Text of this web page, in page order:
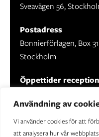
Användning av
Vi använder cookies för att
att analysera hur vår
Sveavägen 56,
Postadress
Bonnierförlagen, Box
Stockholm
Öppettider reception